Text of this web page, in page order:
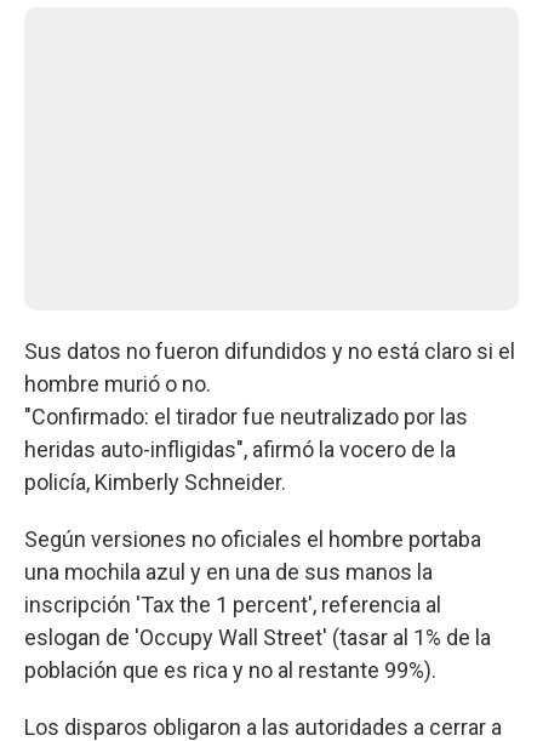
Sus datos no fueron difundidos y no está claro si el
hombre murió o no.
"Confirmado: el tirador fue neutralizado por las
heridas auto-infligidas", afirmó la vocero de la
policía, Kimberly Schneider.
Según versiones no oficiales el hombre portaba
una mochila azul y en una de sus manos la
inscripción 'Tax the 1 percent', referencia al
eslogan de 'Occupy Wall Street' (tasar al 1% de la
población que es rica y no al restante 99%).
Los disparos obligaron a las autoridades a cerrar a